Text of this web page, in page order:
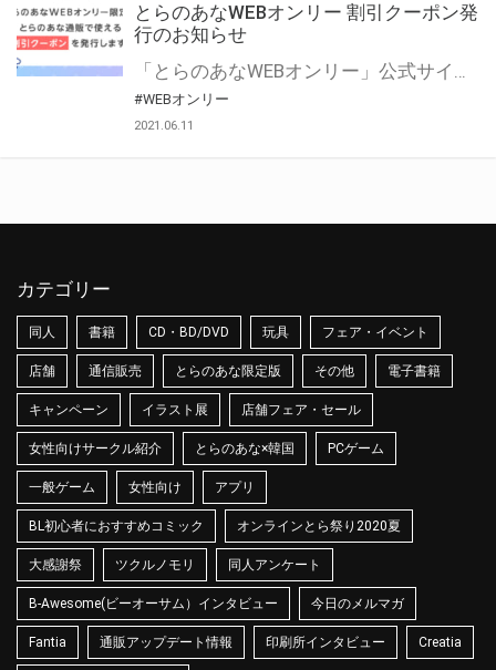
とらのあなWEBオンリー 割引クーポン発
行のお知らせ
「とらのあなWEBオンリー」公式サイトでとらのあな通販の「割引クーポン」を配布中！ イベントごとに開催当日限定で使える割引クーポンのシリアルコードを発行します。 とらのあなWEBオンリーのページをチェックして、イベント当日にお得にお買い物を楽しみましょう♪ ※本キャンペーンは予告なく終了する場合がございます。 とらのあなWEBオンリーサイトはこちら
#WEBオンリー
2021.06.11
カテゴリー
同人 書籍 CD・BD/DVD 玩具 フェア・イベント
店舗 通信販売 とらのあな限定版 その他 電子書籍
キャンペーン イラスト展 店舗フェア・セール
女性向けサークル紹介 とらのあな×韓国 PCゲーム
一般ゲーム 女性向け アプリ
BL初心者におすすめコミック オンラインとら祭り2020夏
大感謝祭 ツクルノモリ 同人アンケート
B-Awesome(ビーオーサム）インタビュー 今日のメルマガ
Fantia 通販アップデート情報 印刷所インタビュー Creatia